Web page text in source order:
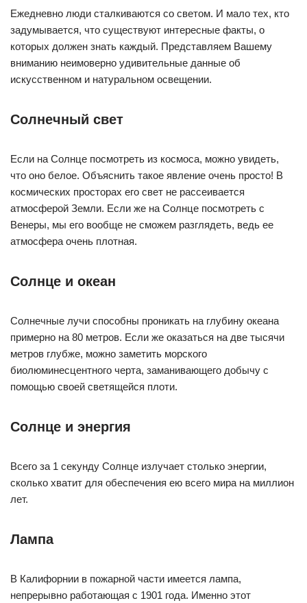
Ежедневно люди сталкиваются со светом. И мало тех, кто
задумывается, что существуют интересные факты, о
которых должен знать каждый. Представляем Вашему
вниманию неимоверно удивительные данные об
искусственном и натуральном освещении.
Солнечный свет
Если на Солнце посмотреть из космоса, можно увидеть,
что оно белое. Объяснить такое явление очень просто! В
космических просторах его свет не рассеивается
атмосферой Земли. Если же на Солнце посмотреть с
Венеры, мы его вообще не сможем разглядеть, ведь ее
атмосфера очень плотная.
Солнце и океан
Солнечные лучи способны проникать на глубину океана
примерно на 80 метров. Если же оказаться на две тысячи
метров глубже, можно заметить морского
биолюминесцентного черта, заманивающего добычу с
помощью своей светящейся плоти.
Солнце и энергия
Всего за 1 секунду Солнце излучает столько энергии,
сколько хватит для обеспечения ею всего мира на миллион
лет.
Лампа
В Калифорнии в пожарной части имеется лампа,
непрерывно работающая с 1901 года. Именно этот